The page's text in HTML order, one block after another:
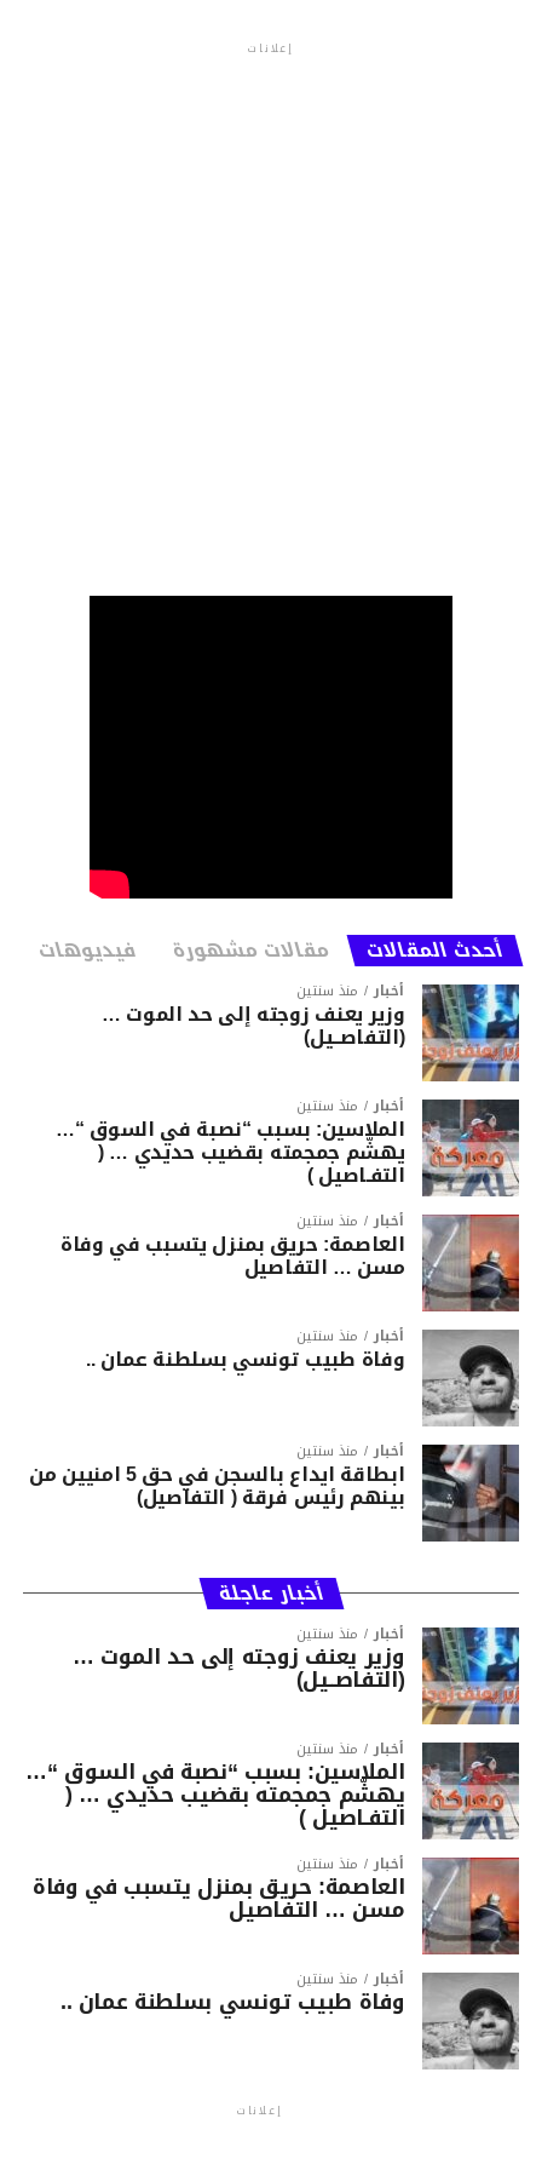
إعلانات
أحدث المقالات مقالات مشهورة فيديوهات
أخبار منذ سنتين
وزير يعنف زوجته إلى حد الموت …
(التفاصــيل)
أخبار منذ سنتين
الملاسين: بسبب “نصبة في السوق “…
يهشّم جمجمته بقضيب حديدي … (
التفـاصيل )
أخبار منذ سنتين
العاصمة: حريق بمنزل يتسبب في وفاة
مسن … التفاصيل
أخبار منذ سنتين
وفاة طبيب تونسي بسلطنة عمان ..
أخبار منذ سنتين
ابطاقة ايداع بالسجن في حق 5 امنيين من
بينهم رئيس فرقة ( التفاصيل)
أخبار عاجلة
أخبار منذ سنتين
وزير يعنف زوجته إلى حد الموت …
(التفاصــيل)
أخبار منذ سنتين
الملاسين: بسبب “نصبة في السوق “…
يهشّم جمجمته بقضيب حديدي … (
التفـاصيل )
أخبار منذ سنتين
العاصمة: حريق بمنزل يتسبب في وفاة
مسن … التفاصيل
أخبار منذ سنتين
وفاة طبيب تونسي بسلطنة عمان ..
إعلانات